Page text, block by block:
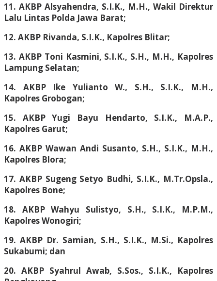
11. AKBP Alsyahendra, S.I.K., M.H., Wakil Direktur
Lalu Lintas Polda Jawa Barat;
12. AKBP Rivanda, S.I.K., Kapolres Blitar;
13. AKBP Toni Kasmini, S.I.K., S.H., M.H., Kapolres
Lampung Selatan;
14. AKBP Ike Yulianto W., S.H., S.I.K., M.H.,
Kapolres Grobogan;
15. AKBP Yugi Bayu Hendarto, S.I.K., M.A.P.,
Kapolres Garut;
16. AKBP Wawan Andi Susanto, S.H., S.I.K., M.H.,
Kapolres Blora;
17. AKBP Sugeng Setyo Budhi, S.I.K., M.Tr.Opsla.,
Kapolres Bone;
18. AKBP Wahyu Sulistyo, S.H., S.I.K., M.P.M.,
Kapolres Wonogiri;
19. AKBP Dr. Samian, S.H., S.I.K., M.Si., Kapolres
Sukabumi; dan
20. AKBP Syahrul Awab, S.Sos., S.I.K., Kapolres